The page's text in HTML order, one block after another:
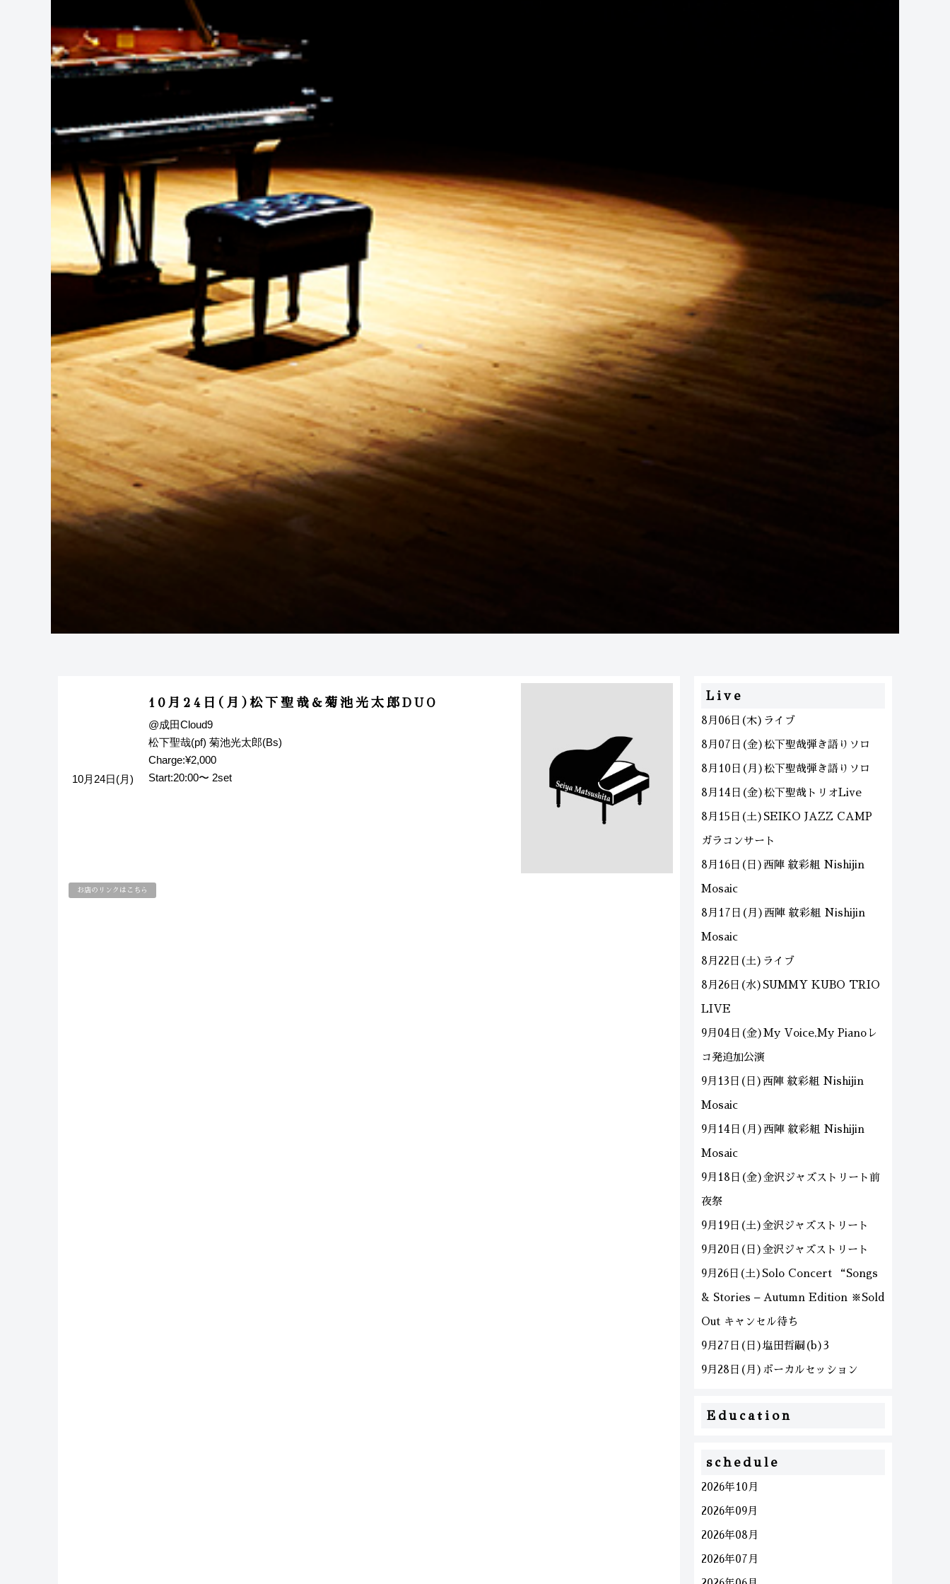
10月24日(月)
10月24日(月)松下聖哉&菊池光太郎DUO
@成田Cloud9
松下聖哉(pf) 菊池光太郎(Bs)
Charge:¥2,000
Start:20:00〜 2set
お店のリンクはこちら
Live
8月06日(木)ライブ
8月07日(金)松下聖哉弾き語りソロ
8月10日(月)松下聖哉弾き語りソロ
8月14日(金)松下聖哉トリオLive
8月15日(土)SEIKO JAZZ CAMP
ガラコンサート
8月16日(日)西陣 紋彩組 Nishijin
Mosaic
8月17日(月)西陣 紋彩組 Nishijin
Mosaic
8月22日(土)ライブ
8月26日(水)SUMMY KUBO TRIO
LIVE
9月04日(金)My Voice,My Pianoレ
コ発追加公演
9月13日(日)西陣 紋彩組 Nishijin
Mosaic
9月14日(月)西陣 紋彩組 Nishijin
Mosaic
9月18日(金)金沢ジャズストリート前
夜祭
9月19日(土)金沢ジャズストリート
9月20日(日)金沢ジャズストリート
9月26日(土)Solo Concert “Songs
& Stories – Autumn Edition ※Sold
Out キャンセル待ち
9月27日(日)塩田哲嗣(b)3
9月28日(月)ボーカルセッション
Education
schedule
2026年10月
2026年09月
2026年08月
2026年07月